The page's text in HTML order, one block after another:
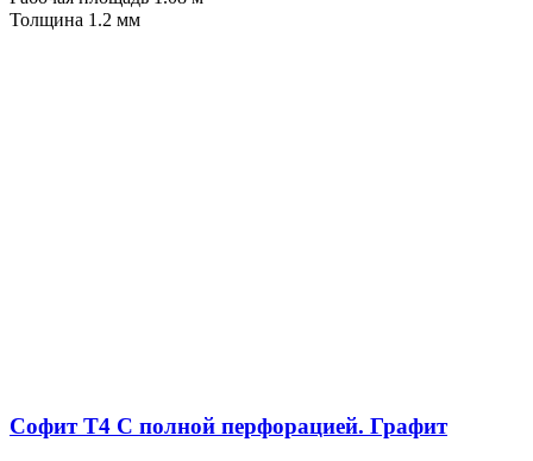
Толщина 1.2 мм
Софит T4 С полной перфорацией. Графит